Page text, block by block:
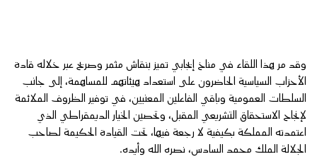
وقد مر هذا اللقاء في مناخ إيجابي تميز بنقاش مثمر وصريح عبر خلاله قادة
الأحزاب السياسية الحاضرون على استعداد هيئاتهم للمساهمة، إلى جانب
السلطات العمومية وباقي الفاعلين المعنيين، في توفير الظروف الملائمة
لإنجاح الاستحقاق التشريعي المقبل، وتحصين الخيار الديمقراطي الذي
اعتمدته المملكة بكيفية لا رجعة فيها، تحت القيادة الحكيمة لصاحب
الجلالة الملك محمد السادس، نصره الله وأيده.